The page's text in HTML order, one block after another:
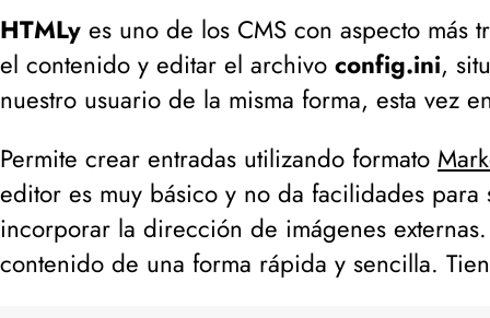
HTMLy es uno de los CMS con aspecto más
el contenido y editar el archivo config.ini,
nuestro usuario de la misma forma, esta vez
Permite crear entradas utilizando formato
editor es muy básico y no da facilidades
incorporar la dirección de imágenes
contenido de una forma rápida y sencilla.